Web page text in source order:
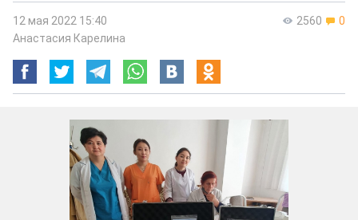
2560 0
12 мая 2022 15:40
Анастасия Карелина